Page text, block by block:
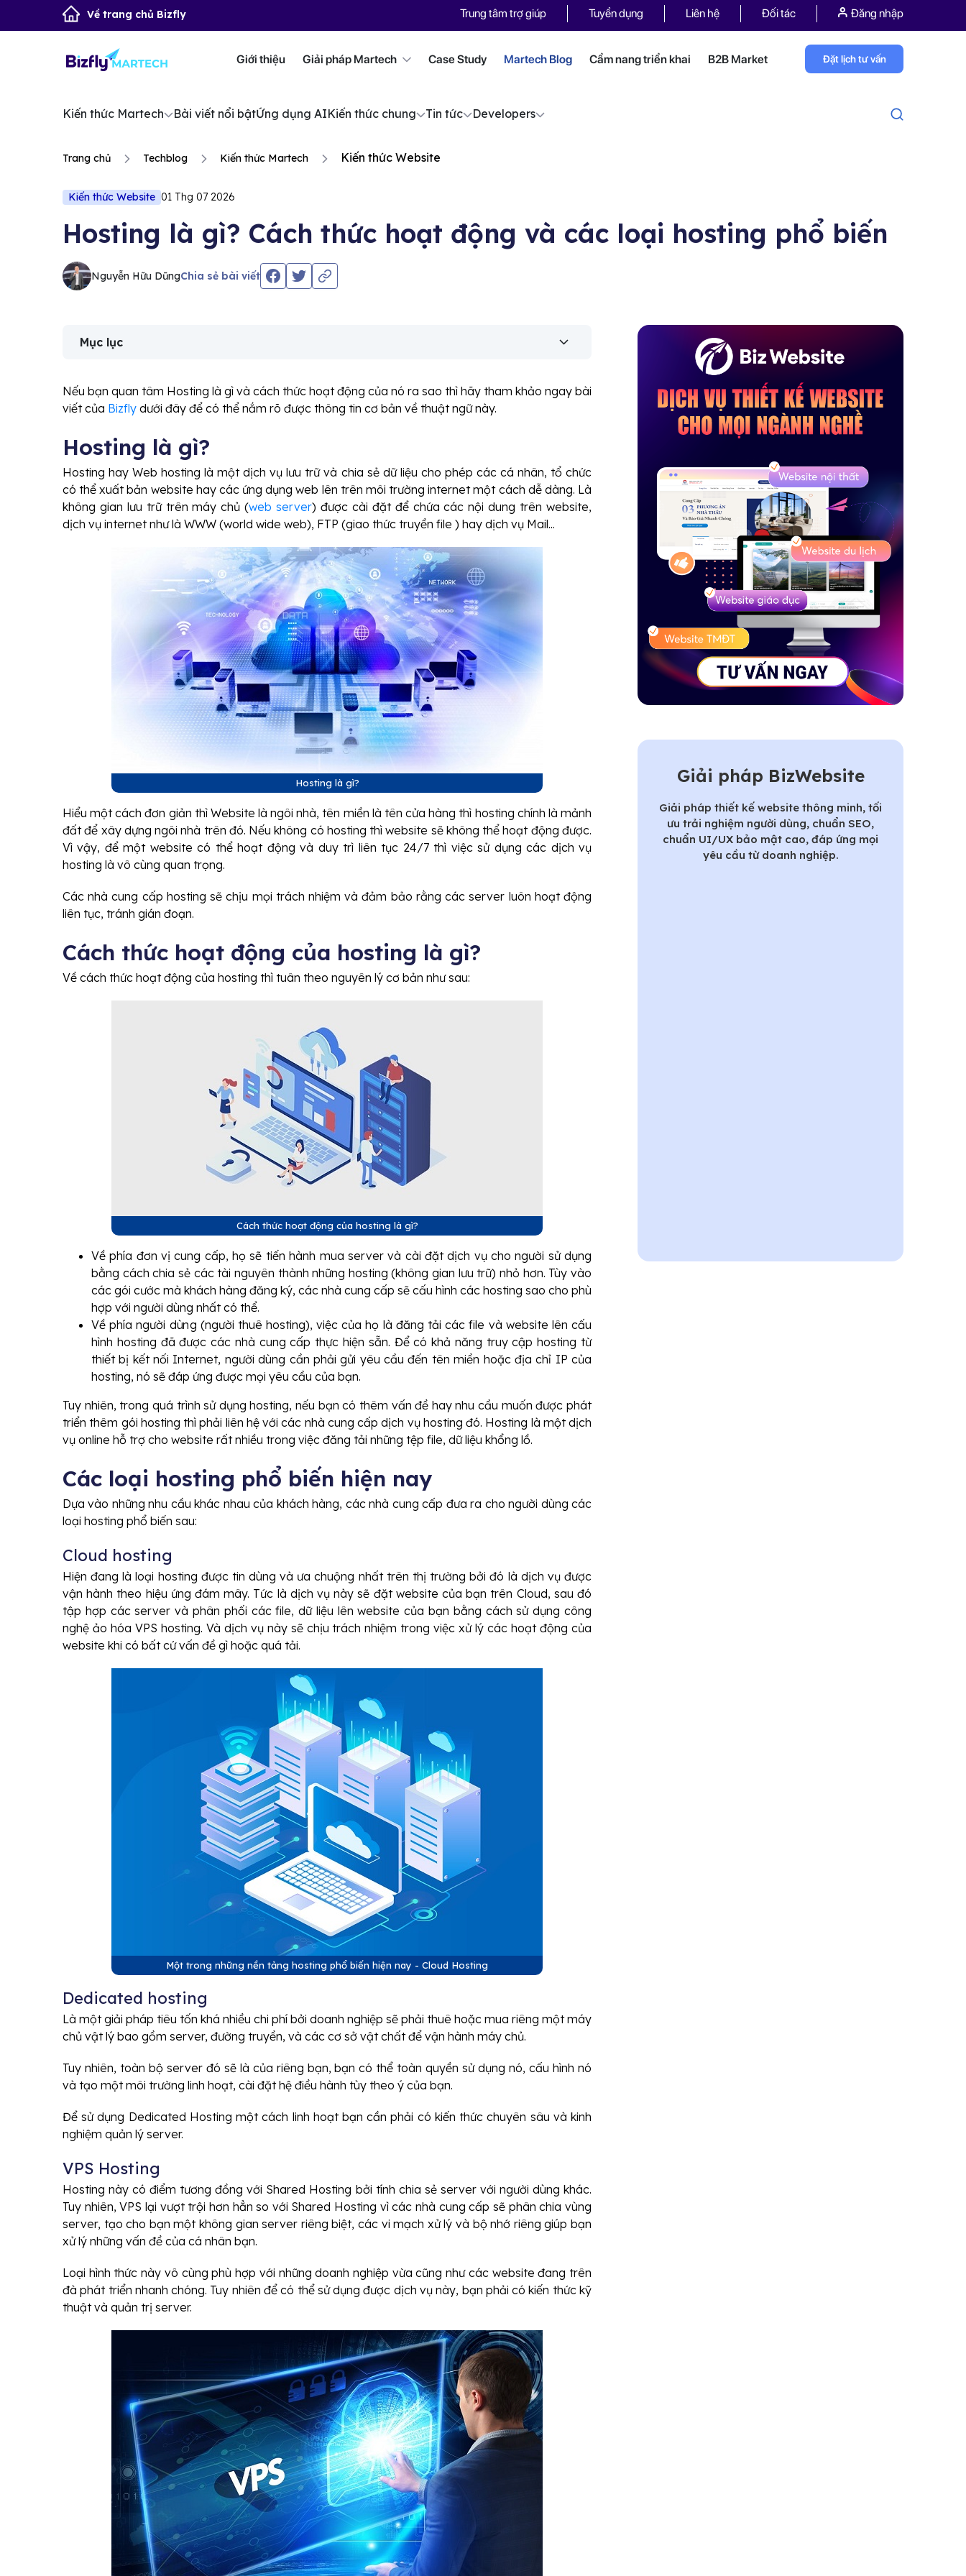
Về trang chủ Bizfly Trung tâm trợ giúp Tuyển dụng Liên hệ Đối tác Đăng nhập
Giới thiệu Giải pháp Martech Case Study Martech Blog Cẩm nang triển khai B2B Market Đặt lịch tư vấn
Kiến thức Martech Bài viết nổi bậtỨng dụng AIKiến thức chung Tin tức Developers
Trang chủ Techblog Kiến thức Martech Kiến thức Website
Kiến thức Website 01 Thg 07 2026
Hosting là gì? Cách thức hoạt động và các loại hosting phổ biến
Nguyễn Hữu DũngChia sẻ bài viết
Mục lục
Nếu bạn quan tâm Hosting là gì và cách thức hoạt động của nó ra sao thì hãy tham khảo ngay bài
viết của Bizfly dưới đây để có thể nắm rõ được thông tin cơ bản về thuật ngữ này.
Hosting là gì?
Hosting hay Web hosting là một dịch vụ lưu trữ và chia sẻ dữ liệu cho phép các cá nhân, tổ chức
có thể xuất bản website hay các ứng dụng web lên trên môi trường internet một cách dễ dàng. Là
không gian lưu trữ trên máy chủ (web server) được cài đặt để chứa các nội dung trên website,
dịch vụ internet như là WWW (world wide web), FTP (giao thức truyền file ) hay dịch vụ Mail...
Hosting là gì?
Hiểu một cách đơn giản thì Website là ngôi nhà, tên miền là tên cửa hàng thì hosting chính là mảnh
đất để xây dựng ngôi nhà trên đó. Nếu không có hosting thì website sẽ không thể hoạt động được.
Vì vậy, để một website có thể hoạt động và duy trì liên tục 24/7 thì việc sử dụng các dịch vụ
hosting là vô cùng quan trọng.
Các nhà cung cấp hosting sẽ chịu mọi trách nhiệm và đảm bảo rằng các server luôn hoạt động
liên tục, tránh gián đoạn.
Cách thức hoạt động của hosting là gì?
Về cách thức hoạt động của hosting thì tuân theo nguyên lý cơ bản như sau:
Cách thức hoạt động của hosting là gì?
Về phía đơn vị cung cấp, họ sẽ tiến hành mua server và cài đặt dịch vụ cho người sử dụng
bằng cách chia sẻ các tài nguyên thành những hosting (không gian lưu trữ) nhỏ hơn. Tùy vào
các gói cước mà khách hàng đăng ký, các nhà cung cấp sẽ cấu hình các hosting sao cho phù
hợp với người dùng nhất có thể.
Về phía người dùng (người thuê hosting), việc của họ là đăng tải các file và website lên cấu
hình hosting đã được các nhà cung cấp thực hiện sẵn. Để có khả năng truy cập hosting từ
thiết bị kết nối Internet, người dùng cần phải gửi yêu cầu đến tên miền hoặc địa chỉ IP của
hosting, nó sẽ đáp ứng được mọi yêu cầu của bạn.
Tuy nhiên, trong quá trình sử dụng hosting, nếu bạn có thêm vấn đề hay nhu cầu muốn được phát
triển thêm gói hosting thì phải liên hệ với các nhà cung cấp dịch vụ hosting đó. Hosting là một dịch
vụ online hỗ trợ cho website rất nhiều trong việc đăng tải những tệp file, dữ liệu khổng lồ.
Các loại hosting phổ biến hiện nay
Dựa vào những nhu cầu khác nhau của khách hàng, các nhà cung cấp đưa ra cho người dùng các
loại hosting phổ biến sau:
Cloud hosting
Hiện đang là loại hosting được tin dùng và ưa chuộng nhất trên thị trường bởi đó là dịch vụ được
vận hành theo hiệu ứng đám mây. Tức là dịch vụ này sẽ đặt website của bạn trên Cloud, sau đó
tập hợp các server và phân phối các file, dữ liệu lên website của bạn bằng cách sử dụng công
nghệ ảo hóa VPS hosting. Và dịch vụ này sẽ chịu trách nhiệm trong việc xử lý các hoạt động của
website khi có bất cứ vấn đề gì hoặc quá tải.
Một trong những nền tảng hosting phổ biến hiện nay - Cloud Hosting
Dedicated hosting
Là một giải pháp tiêu tốn khá nhiều chi phí bởi doanh nghiệp sẽ phải thuê hoặc mua riêng một máy
chủ vật lý bao gồm server, đường truyền, và các cơ sở vật chất để vận hành máy chủ.
Tuy nhiên, toàn bộ server đó sẽ là của riêng bạn, bạn có thể toàn quyền sử dụng nó, cấu hình nó
và tạo một môi trường linh hoạt, cài đặt hệ điều hành tùy theo ý của bạn.
Để sử dụng Dedicated Hosting một cách linh hoạt bạn cần phải có kiến thức chuyên sâu và kinh
nghiệm quản lý server.
VPS Hosting
Hosting này có điểm tương đồng với Shared Hosting bởi tính chia sẻ server với người dùng khác.
Tuy nhiên, VPS lại vượt trội hơn hẳn so với Shared Hosting vì các nhà cung cấp sẽ phân chia vùng
server, tạo cho bạn một không gian server riêng biệt, các vi mạch xử lý và bộ nhớ riêng giúp bạn
xử lý những vấn đề của cá nhân bạn.
Loại hình thức này vô cùng phù hợp với những doanh nghiệp vừa cũng như các website đang trên
đà phát triển nhanh chóng. Tuy nhiên để có thể sử dụng được dịch vụ này, bạn phải có kiến thức kỹ
thuật và quản trị server.
Giải pháp BizWebsite
Giải pháp thiết kế website thông minh, tối
ưu trải nghiệm người dùng, chuẩn SEO,
chuẩn UI/UX bảo mật cao, đáp ứng mọi
yêu cầu từ doanh nghiệp.